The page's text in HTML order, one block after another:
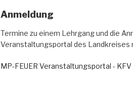
Anmeldung
Termine zu einem Lehrgang und die
Veranstaltungsportal des Landkreises
MP-FEUER Veranstaltungsportal -